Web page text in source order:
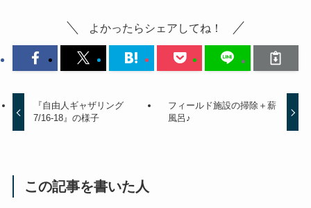
よかったらシェアしてね！
『自由人ギャザリング
7/16-18』の様子
フィールド施設の掃除＋薪
風呂♪
この記事を書いた人